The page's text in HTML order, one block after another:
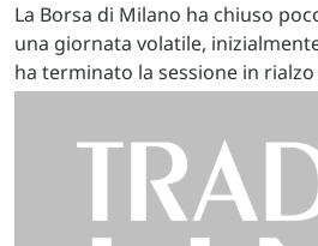
La Borsa di Milano ha chiuso
una giornata volatile,
ha terminato la sessione in rialzo